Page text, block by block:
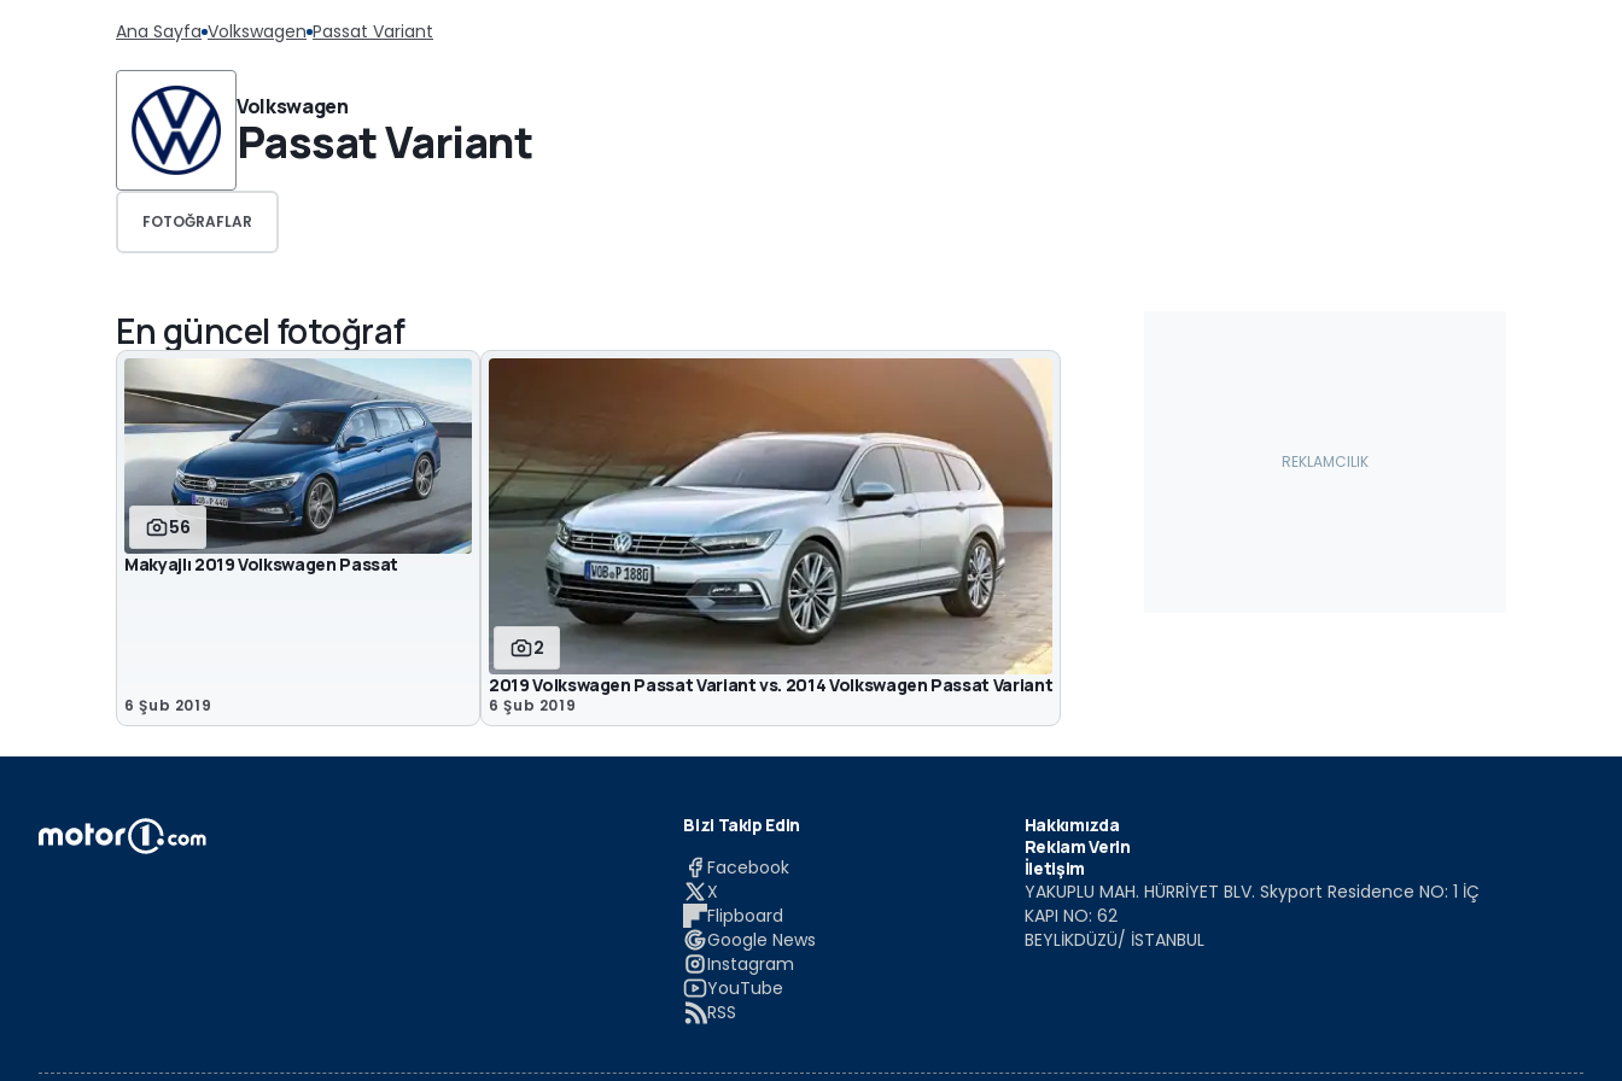
Ana Sayfa Volkswagen Passat Variant
Volkswagen
Passat Variant
FOTOĞRAFLAR
En güncel fotoğraf
56
Makyajlı 2019 Volkswagen Passat
6 Şub 2019
2
2019 Volkswagen Passat Variant vs. 2014 Volkswagen Passat Variant
6 Şub 2019
Bizi Takip Edin
Facebook
X
Flipboard
Google News
Instagram
YouTube
RSS
Hakkımızda
Reklam Verin
İletişim
YAKUPLU MAH. HÜRRİYET BLV. Skyport Residence NO: 1 İÇ
KAPI NO: 62
BEYLİKDÜZÜ/ İSTANBUL